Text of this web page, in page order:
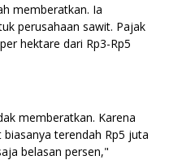
memberatkan. Ia
perusahaan sawit. Pajak
hektare dari Rp3-Rp5
memberatkan. Karena
terendah Rp5 juta
belasan persen,"